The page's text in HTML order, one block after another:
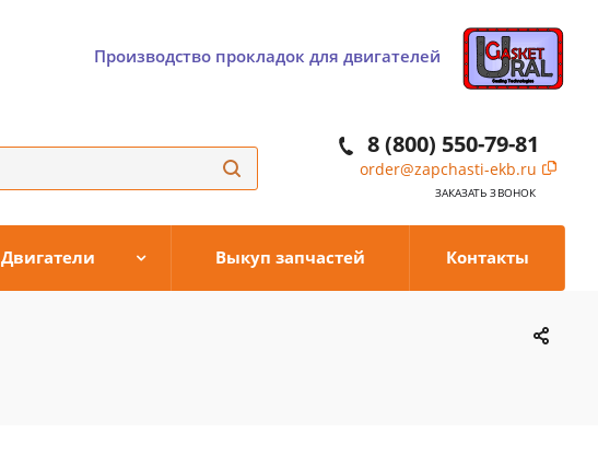
Производство прокладок для двигателей
8 (800) 550-79-81
order@zapchasti-ekb.ru
ЗАКАЗАТЬ ЗВОНОК
Двигатели Выкуп запчастей Контакты